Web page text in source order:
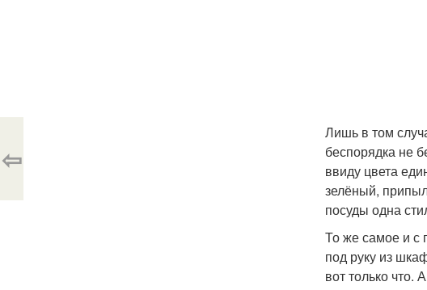
Лишь в том
беспорядка не
ввиду цвета
зелёный,
посуды одна
То же самое и с
под руку из
вот только что.
⇦